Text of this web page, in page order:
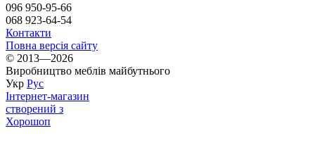
096 950-95-66
068 923-64-54
Контакти
Повна версія сайту
© 2013—2026
Виробництво меблів майбутнього
Укр Рус
Інтернет-магазин
створений з
Хорошоп